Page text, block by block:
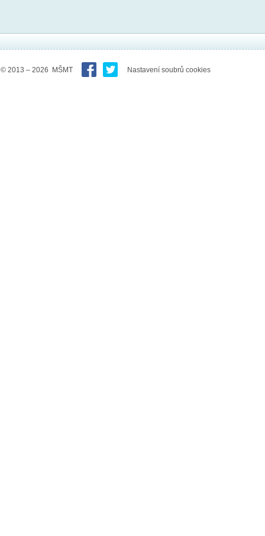
© 2013 – 2026 MŠMT Nastavení soubrů cookies